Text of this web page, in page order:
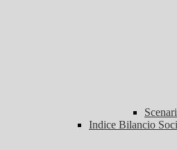
Indice Bilancio